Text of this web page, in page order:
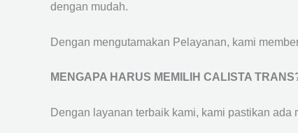
dengan mudah.
Dengan mengutamakan Pelayanan, kami
MENGAPA HARUS MEMILIH CALISTA
Dengan layanan terbaik kami, kami pastikan